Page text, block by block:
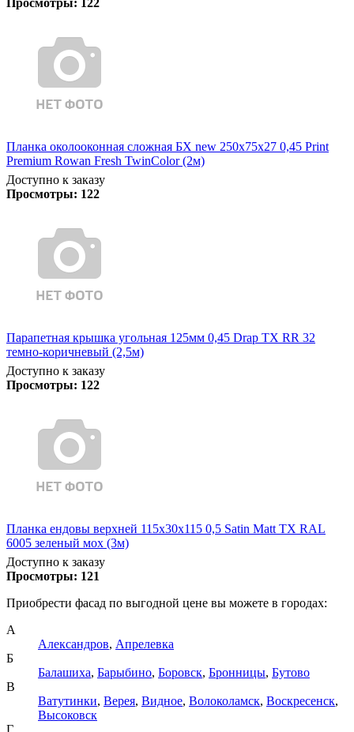
Планка околооконная сложная БХ new 250х75х27 0,45 Print
Premium Rowan Fresh TwinColor (2м)
Доступно к заказу
Просмотры: 122
Парапетная крышка угольная 125мм 0,45 Drap TX RR 32
темно-коричневый (2,5м)
Доступно к заказу
Просмотры: 122
Планка ендовы верхней 115х30х115 0,5 Satin Matt TX RAL
6005 зеленый мох (3м)
Доступно к заказу
Просмотры: 121
Приобрести фасад по выгодной цене вы можете в городах:
А
Александров, Апрелевка
Б
Балашиха, Барыбино, Боровск, Бронницы, Бутово
В
Ватутинки, Верея, Видное, Волоколамск, Воскресенск,
Высоковск
Г